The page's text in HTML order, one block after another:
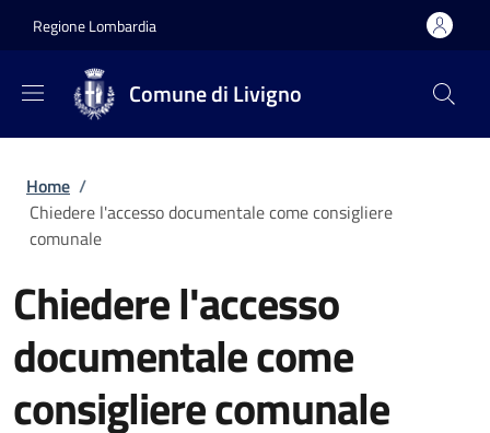
Regione Lombardia
Comune di Livigno
Briciole di pane
Home /
Chiedere l'accesso documentale come consigliere
comunale
Chiedere l'accesso
documentale come
consigliere comunale